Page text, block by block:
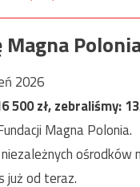
2026
500zł, zebraliśmy:
Magna Polonia.
ośrodków
już od teraz.